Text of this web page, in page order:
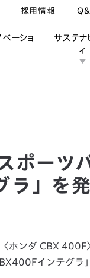
ーショ
サステナ
ィ
採用情報
スーパースポーツ
ポー
ラ」を
ホンダ CBX 400F
インテグラ